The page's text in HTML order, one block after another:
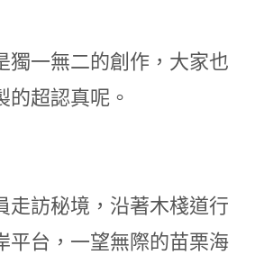
獨一無二的創作，大家也
的超認真呢。
走訪秘境，沿著木棧道行
平台，一望無際的苗栗海